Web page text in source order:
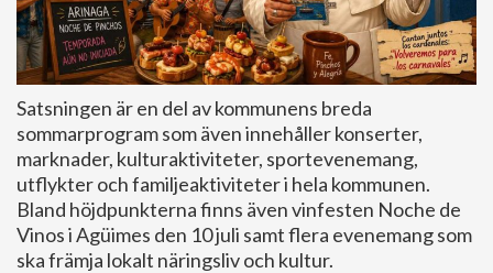
Satsningen är en del av kommunens breda
sommarprogram som även innehåller konserter,
marknader, kulturaktiviteter, sportevenemang,
utflykter och familjeaktiviteter i hela kommunen.
Bland höjdpunkterna finns även vinfesten Noche de
Vinos i Agüimes den 10 juli samt flera evenemang som
ska främja lokalt näringsliv och kultur.